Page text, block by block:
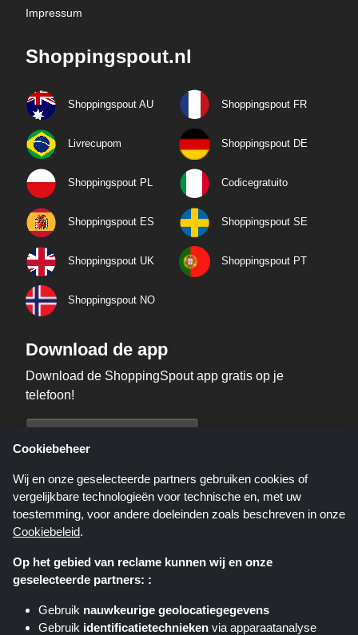
Impressum
Shoppingspout.nl
Shoppingspout AU Shoppingspout FR
Livrecupom Shoppingspout DE
Shoppingspout PL Codicegratuito
Shoppingspout ES Shoppingspout SE
Shoppingspout UK Shoppingspout PT
Shoppingspout NO
Download de app
Download de ShoppingSpout app gratis op je
telefoon!
Cookiebeheer
Wij en onze geselecteerde partners gebruiken cookies of
vergelijkbare technologieën voor technische en, met uw
toestemming, voor andere doeleinden zoals beschreven in onze
Cookiebeleid.
Op het gebied van reclame kunnen wij en onze
geselecteerde partners: :
Gebruik nauwkeurige geolocatiegegevens
Gebruik identificatietechnieken via apparaatanalyse